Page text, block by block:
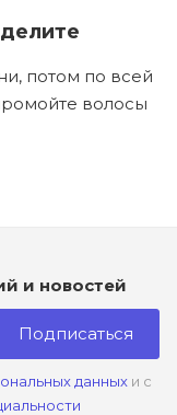
потом по всей
волосы
и новостей
Подписаться
данныхи с